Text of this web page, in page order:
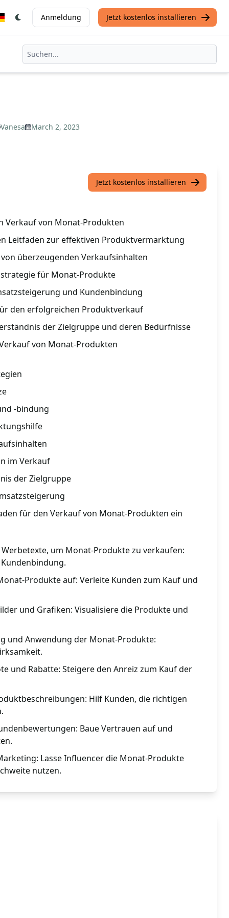
Anmeldung Jetzt kostenlos installieren
Vanesa
March 2, 2023
Jetzt kostenlos installieren
Verkauf von Monat-Produkten
Leitfaden zur effektiven Produktvermarktung
überzeugenden Verkaufsinhalten
für Monat-Produkte
und Kundenbindung
den erfolgreichen Produktverkauf
der Zielgruppe und deren Bedürfnisse
von Monat-Produkten
-bindung
im Verkauf
der Zielgruppe
für den Verkauf von Monat-Produkten ein
um Monat-Produkte zu verkaufen:
Produkte auf: Verleite Kunden zum Kauf und
und Grafiken: Visualisiere die Produkte und
und Anwendung der Monat-Produkte:
und Rabatte: Steigere den Anreiz zum Kauf der
Hilf Kunden, die richtigen
Baue Vertrauen auf und
Lasse Influencer die Monat-Produkte
nutzen.